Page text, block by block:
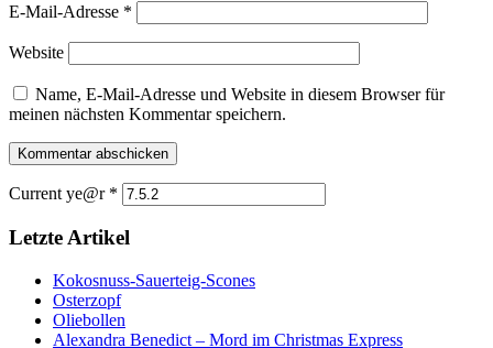
E-Mail-Adresse *
Website
Name, E-Mail-Adresse und Website in diesem Browser für
meinen nächsten Kommentar speichern.
Current ye@r *
Letzte Artikel
Kokosnuss-Sauerteig-Scones
Osterzopf
Oliebollen
Alexandra Benedict – Mord im Christmas Express